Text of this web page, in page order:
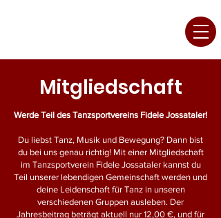
Mitgliedschaft
Werde Teil des Tanzsportvereins Fidele Jossataler!
Du liebst Tanz, Musik und Bewegung? Dann bist
du bei uns genau richtig! Mit einer Mitgliedschaft
im Tanzsportverein Fidele Jossataler kannst du
Teil unserer lebendigen Gemeinschaft werden und
deine Leidenschaft für Tanz in unseren
verschiedenen Gruppen ausleben. Der
Jahresbeitrag beträgt aktuell nur 12,00 €, und für